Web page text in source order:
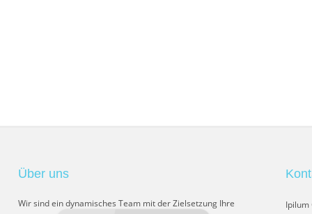
Über uns
Wir sind ein dynamisches Team mit der Zielsetzung Ihre
Ipilum